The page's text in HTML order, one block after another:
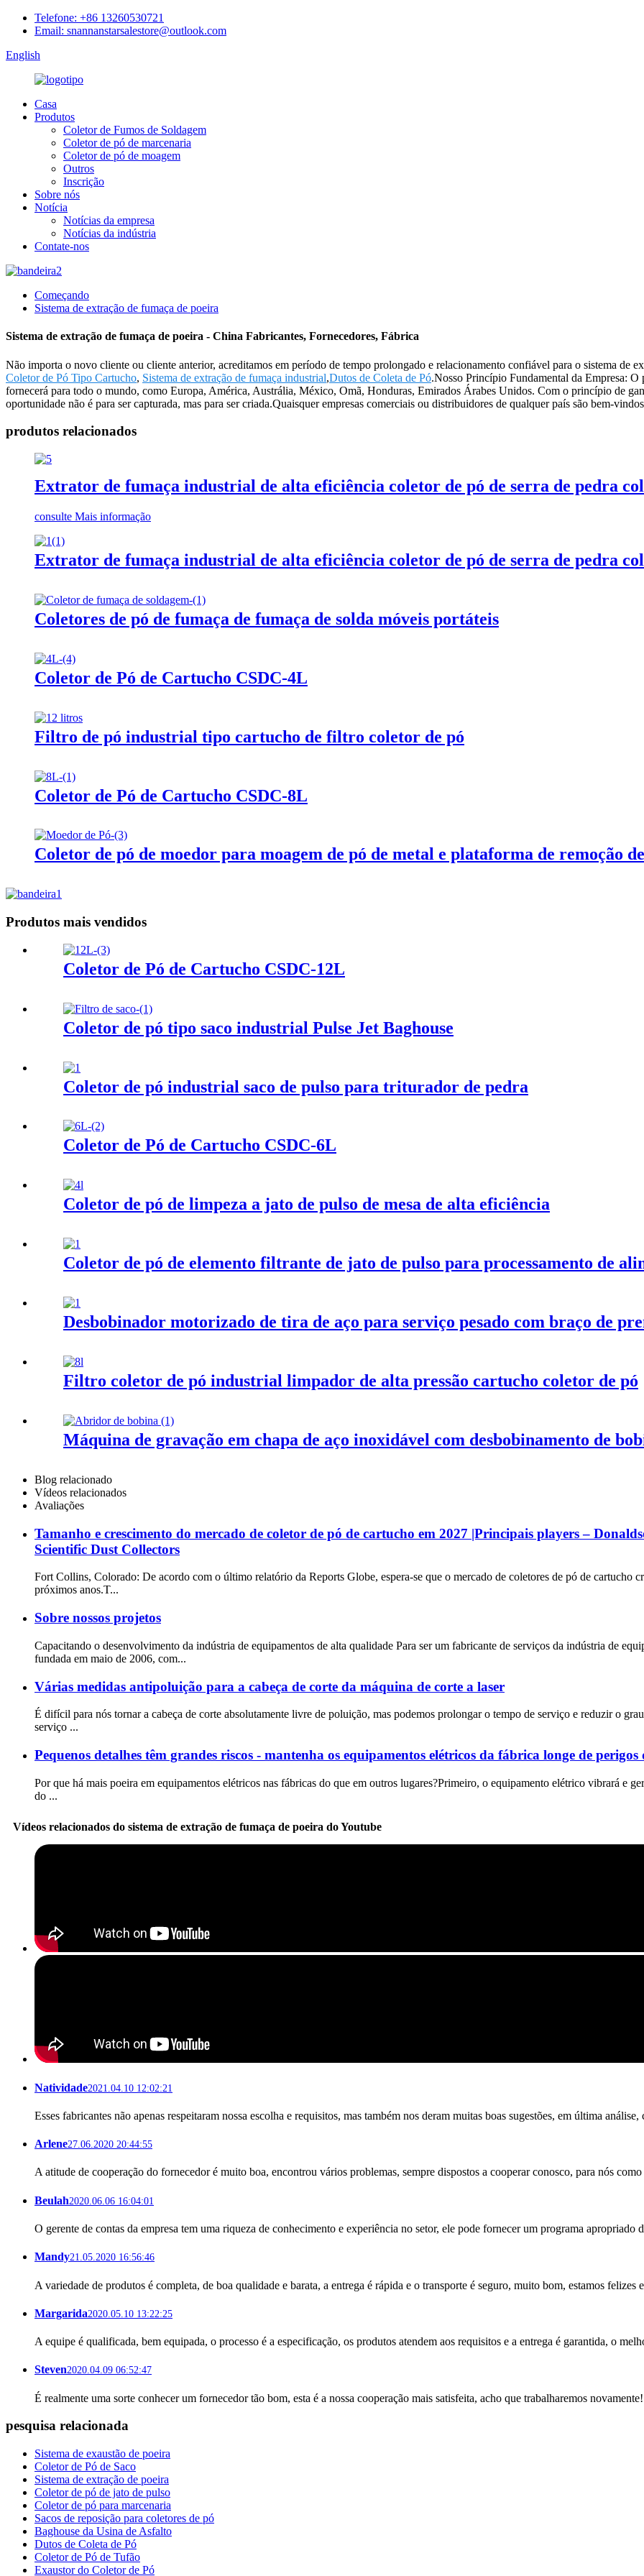
Telefone: +86 13260530721
Email: snannanstarsalestore@outlook.com
English
Casa
Produtos
Coletor de Fumos de Soldagem
Coletor de pó de marcenaria
Coletor de pó de moagem
Outros
Inscrição
Sobre nós
Notícia
Notícias da empresa
Notícias da indústria
Contate-nos
Começando
Sistema de extração de fumaça de poeira
Sistema de extração de fumaça de poeira - China Fabricantes, Fornecedores, Fábrica
Não importa o novo cliente ou cliente anterior, acreditamos em período de tempo prolongado e relacionamento confiável para o sistema de
Coletor de Pó Tipo Cartucho, Sistema de extração de fumaça industrial,Dutos de Coleta de Pó.Nosso Princípio Fundamental da Empresa:
fornecerá para todo o mundo, como Europa, América, Austrália, México, Omã, Honduras, Emirados Árabes Unidos. Com o princípio de
oportunidade não é para ser capturada, mas para ser criada.Quaisquer empresas comerciais ou distribuidores de qualquer país são bem-
produtos relacionados
Extrator de fumaça industrial de alta eficiência coletor de pó de serra de pedra
consulte Mais informação
Extrator de fumaça industrial de alta eficiência coletor de pó de serra de pedra
Coletores de pó de fumaça de fumaça de solda móveis portáteis
Coletor de Pó de Cartucho CSDC-4L
Filtro de pó industrial tipo cartucho de filtro coletor de pó
Coletor de Pó de Cartucho CSDC-8L
Coletor de pó de moedor para moagem de pó de metal e plataforma de remoção
Produtos mais vendidos
Coletor de Pó de Cartucho CSDC-12L
Coletor de pó tipo saco industrial Pulse Jet Baghouse
Coletor de pó industrial saco de pulso para triturador de pedra
Coletor de Pó de Cartucho CSDC-6L
Coletor de pó de limpeza a jato de pulso de mesa de alta eficiência
Coletor de pó de elemento filtrante de jato de pulso para processamento de
Desbobinador motorizado de tira de aço para serviço pesado com braço de
Filtro coletor de pó industrial limpador de alta pressão cartucho coletor de pó
Máquina de gravação em chapa de aço inoxidável com desbobinamento de
Blog relacionado
Vídeos relacionados
Avaliações
Tamanho e crescimento do mercado de coletor de pó de cartucho em 2027 |Principais players –
Scientific Dust Collectors
Fort Collins, Colorado: De acordo com o último relatório da Reports Globe, espera-se que o mercado de coletores de pó de cartucho
próximos anos.T...
Sobre nossos projetos
Capacitando o desenvolvimento da indústria de equipamentos de alta qualidade Para ser um fabricante de serviços da indústria de
fundada em maio de 2006, com...
Várias medidas antipoluição para a cabeça de corte da máquina de corte a laser
É difícil para nós tornar a cabeça de corte absolutamente livre de poluição, mas podemos prolongar o tempo de serviço e reduzir o
serviço ...
Pequenos detalhes têm grandes riscos - mantenha os equipamentos elétricos da fábrica longe de perigos
Por que há mais poeira em equipamentos elétricos nas fábricas do que em outros lugares?Primeiro, o equipamento elétrico vibrará e
do ...
Vídeos relacionados do sistema de extração de fumaça de poeira do Youtube
Natividade2021.04.10 12:02:21
Esses fabricantes não apenas respeitaram nossa escolha e requisitos, mas também nos deram muitas boas sugestões, em última
Arlene27.06.2020 20:44:55
A atitude de cooperação do fornecedor é muito boa, encontrou vários problemas, sempre dispostos a cooperar conosco, para nós
Beulah2020.06.06 16:04:01
O gerente de contas da empresa tem uma riqueza de conhecimento e experiência no setor, ele pode fornecer um programa apropriado
Mandy21.05.2020 16:56:46
A variedade de produtos é completa, de boa qualidade e barata, a entrega é rápida e o transporte é seguro, muito bom, estamos felizes
Margarida2020.05.10 13:22:25
A equipe é qualificada, bem equipada, o processo é a especificação, os produtos atendem aos requisitos e a entrega é garantida, o
Steven2020.04.09 06:52:47
É realmente uma sorte conhecer um fornecedor tão bom, esta é a nossa cooperação mais satisfeita, acho que trabalharemos novamente!
pesquisa relacionada
Sistema de exaustão de poeira
Coletor de Pó de Saco
Sistema de extração de poeira
Coletor de pó de jato de pulso
Coletor de pó para marcenaria
Sacos de reposição para coletores de pó
Baghouse da Usina de Asfalto
Dutos de Coleta de Pó
Coletor de Pó de Tufão
Exaustor do Coletor de Pó